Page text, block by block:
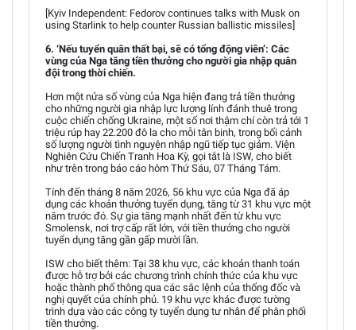
[Kyiv Independent: Fedorov continues talks with Musk on
using Starlink to help counter Russian ballistic missiles]
6. ‘Nếu tuyển quân thất bại, sẽ có tổng động viên’: Các
vùng của Nga tăng tiền thưởng cho người gia nhập quân
đội trong thời chiến.
Hơn một nửa số vùng của Nga hiện đang trả tiền thưởng
cho những người gia nhập lực lượng lính đánh thuê trong
cuộc chiến chống Ukraine, một số nơi thậm chí còn trả tới 1
triệu rúp hay 22.200 đô la cho mỗi tân binh, trong bối cảnh
số lượng người tình nguyện nhập ngũ tiếp tục giảm. Viện
Nghiên Cứu Chiến Tranh Hoa Kỳ, gọi tắt là ISW, cho biết
như trên trong báo cáo hôm Thứ Sáu, 07 Tháng Tám.
Tính đến tháng 8 năm 2026, 56 khu vực của Nga đã áp
dụng các khoản thưởng tuyển dụng, tăng từ 31 khu vực một
năm trước đó. Sự gia tăng mạnh nhất đến từ khu vực
Smolensk, nơi trợ cấp rất lớn, với tiền thưởng cho người
tuyển dụng tăng gần gấp mười lần.
ISW cho biết thêm: Tại 38 khu vực, các khoản thanh toán
được hỗ trợ bởi các chương trình chính thức của khu vực
hoặc thành phố thông qua các sắc lệnh của thống đốc và
nghị quyết của chính phủ. 19 khu vực khác được tường
trình dựa vào các công ty tuyển dụng tư nhân để phân phối
tiền thưởng.